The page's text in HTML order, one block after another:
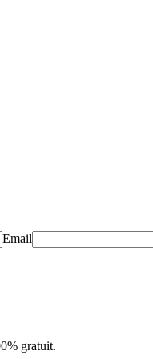
Email
gratuit.